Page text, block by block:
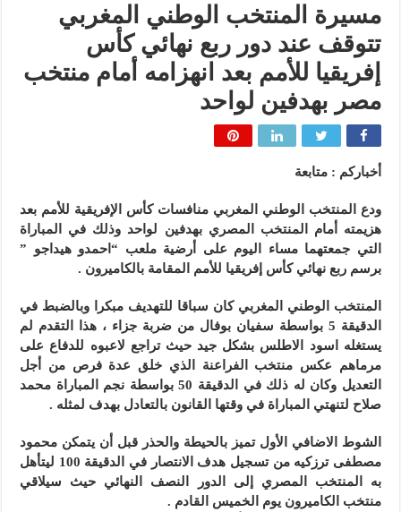
مسيرة المنتخب الوطني المغربي
تتوقف عند دور ربع نهائي كأس
إفريقيا للأمم بعد انهزامه أمام منتخب
مصر بهدفين لواحد
أخباركم : متابعة
ودع المنتخب الوطني المغربي منافسات كأس الإفريقية للأمم بعد
هزيمته أمام المنتخب المصري بهدفين لواحد وذلك في المباراة
التي جمعتهما مساء اليوم على أرضية ملعب “احمدو هيداجو ”
برسم ربع نهائي كأس إفريقيا للأمم المقامة بالكاميرون .
المنتخب الوطني المغربي كان سباقا للتهديف مبكرا وبالضبط في
الدقيقة 5 بواسطة سفيان بوفال من ضربة جزاء ، هذا التقدم لم
يستغله اسود الاطلس بشكل جيد حيث تراجع لاعبوه للدفاع على
مرماهم عكس منتخب الفراعنة الذي خلق عدة فرص من أجل
التعديل وكان له ذلك في الدقيقة 50 بواسطة نجم المباراة محمد
صلاح لتنهتي المباراة في وقتها القانون بالتعادل بهدف لمثله .
الشوط الاضافي الأول تميز بالحيطة والحذر قبل أن يتمكن محمود
مصطفى ترزكيه من تسجيل هدف الانتصار في الدقيقة 100 ليتأهل
به المنتخب المصري إلى الدور النصف النهائي حيث سيلاقي
منتخب الكاميرون يوم الخميس القادم .